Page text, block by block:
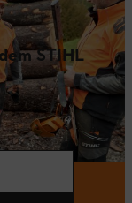
STIHL